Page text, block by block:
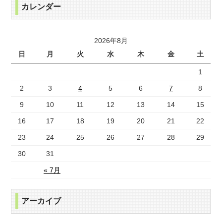
カレンダー
2026年8月
日
月 火 水 木 金 土
« 7月
1
2 3 4 5 6 7 8
9 10 11 12 13 14 15
16 17 18 19 20 21 22
23 24 25 26 27 28 29
30 31
アーカイブ